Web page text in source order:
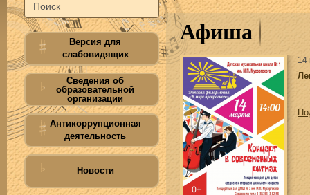
Версия для
слабовидящих
Сведения об
образовательной
организации
Антикоррупционная
деятельность
Новости
Афиша
14